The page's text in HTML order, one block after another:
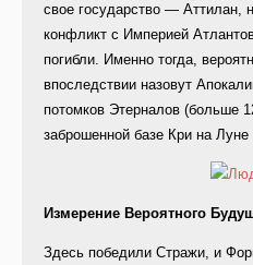
свое государство — Аттилан,
конфликт с Империей
погибли. Именно тогда,
впоследствии назовут
потомков Этерналов (больше
заброшенной базе Кри на Луне
Измерение Вероятного
Здесь победили Стражи, и